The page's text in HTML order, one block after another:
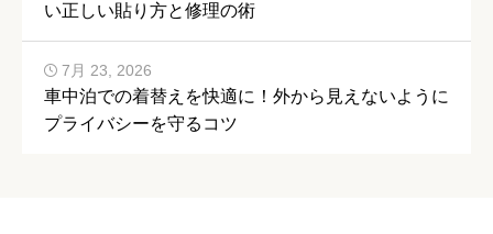
い正しい貼り方と修理の術
車中泊での着替えを快適に！外から見えないように
プライバシーを守るコツ
7月 23, 2026